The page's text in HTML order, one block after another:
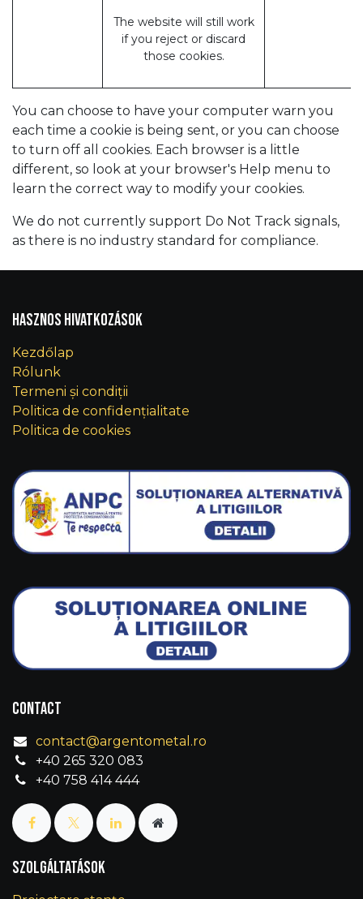
The website will still work
if you reject or discard
those cookies.
You can choose to have your computer warn you
each time a cookie is being sent, or you can choose
to turn off all cookies. Each browser is a little
different, so look at your browser's Help menu to
learn the correct way to modify your cookies.
We do not currently support Do Not Track signals,
as there is no industry standard for compliance.
Hasznos hivatkozások
Kezdőlap
Rólunk
Termeni și condiții
Politica de confidențialitate
Politica de cookies
Contact
contact@argentometal.ro
+40 265 320 083
+40 758 414 444
Szolgáltatások